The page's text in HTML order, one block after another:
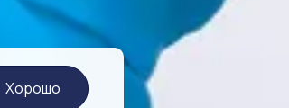
Хорошо